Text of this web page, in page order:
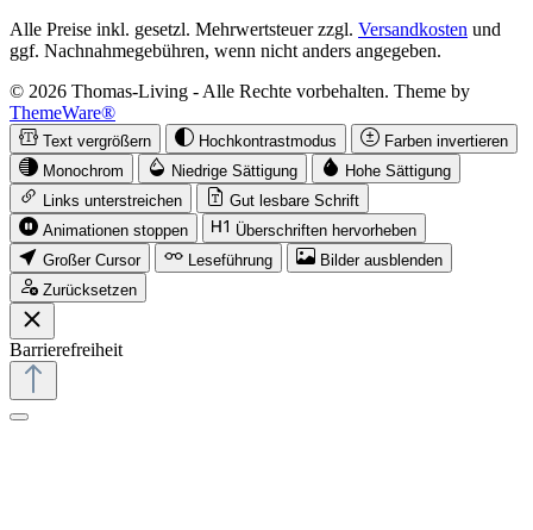
Alle Preise inkl. gesetzl. Mehrwertsteuer zzgl. Versandkosten und
ggf. Nachnahmegebühren, wenn nicht anders angegeben.
© 2026 Thomas-Living - Alle Rechte vorbehalten. Theme by
ThemeWare®
Text vergrößern Hochkontrastmodus
Farben invertieren
Monochrom
Niedrige Sättigung
Hohe Sättigung
Links unterstreichen
Gut lesbare Schrift
Animationen stoppen
Überschriften hervorheben
Großer Cursor
Leseführung
Bilder ausblenden
Zurücksetzen
Barrierefreiheit